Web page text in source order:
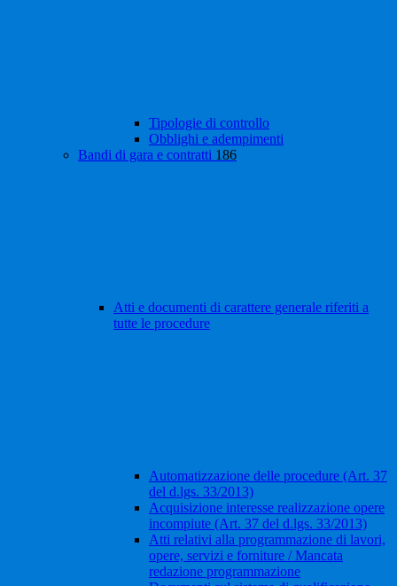
Tipologie di controllo
Obblighi e adempimenti
Bandi di gara e contratti 186
Atti e documenti di carattere generale riferiti a
tutte le procedure
Automatizzazione delle procedure (Art. 37
del d.lgs. 33/2013)
Acquisizione interesse realizzazione opere
incompiute (Art. 37 del d.lgs. 33/2013)
Atti relativi alla programmazione di lavori,
opere, servizi e forniture / Mancata
redazione programmazione